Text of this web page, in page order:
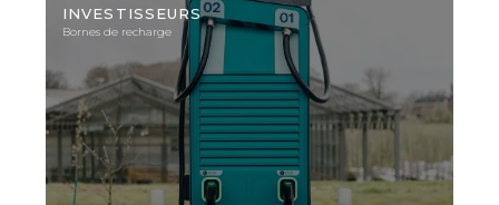
d'illustration
INVESTISSEURS
Bornes de recharge